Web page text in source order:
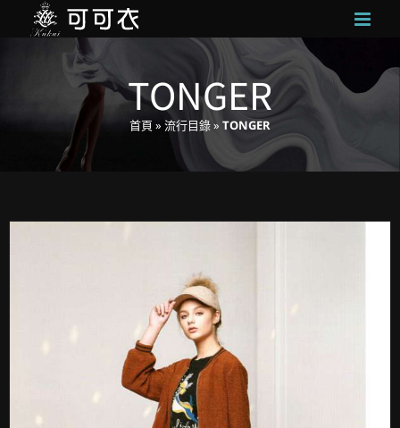
TONGER
首頁 » 流行目錄» TONGER